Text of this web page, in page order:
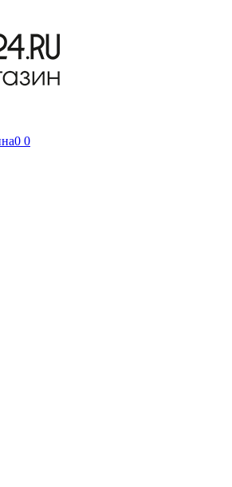
0 0